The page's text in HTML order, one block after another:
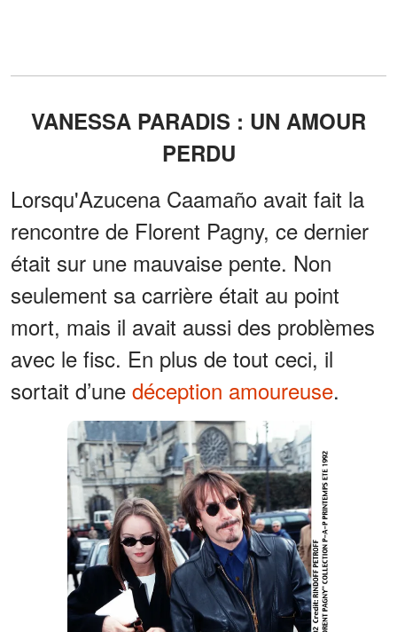
VANESSA PARADIS : UN AMOUR
PERDU
Lorsqu'Azucena Caamaño avait fait la
rencontre de Florent Pagny, ce dernier
était sur une mauvaise pente. Non
seulement sa carrière était au point
mort, mais il avait aussi des problèmes
avec le fisc. En plus de tout ceci, il
sortait d’une déception amoureuse.